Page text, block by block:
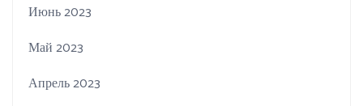
Июнь 2023
Май 2023
Апрель 2023